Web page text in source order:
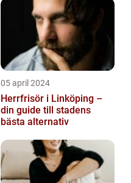
05 april 2024
Herrfrisör i Linköping –
din guide till stadens
bästa alternativ